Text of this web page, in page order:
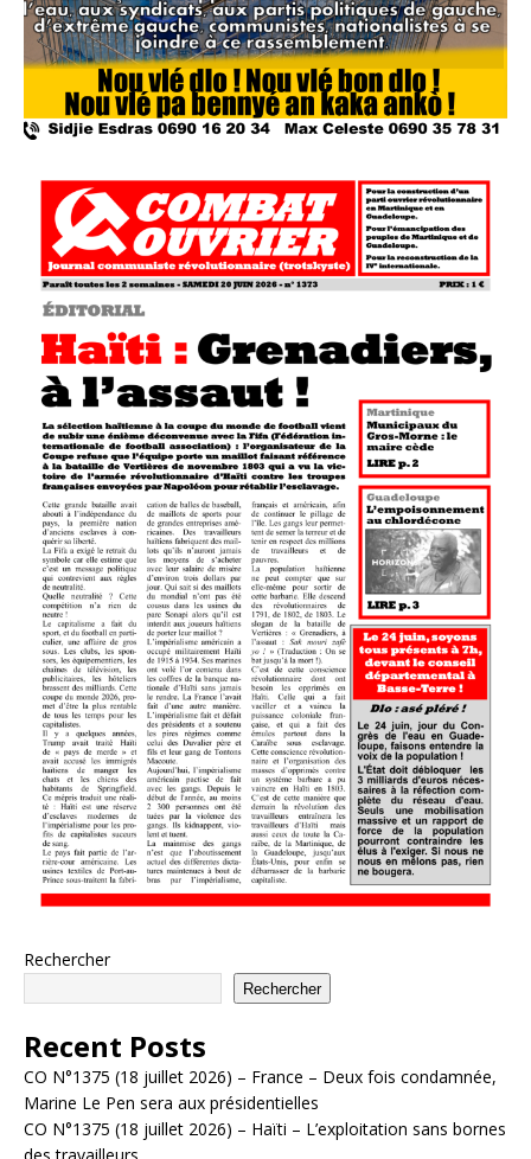
Rechercher
Rechercher
Recent Posts
CO N°1375 (18 juillet 2026) – France – Deux fois condamnée,
Marine Le Pen sera aux présidentielles
CO N°1375 (18 juillet 2026) – Haïti – L’exploitation sans bornes